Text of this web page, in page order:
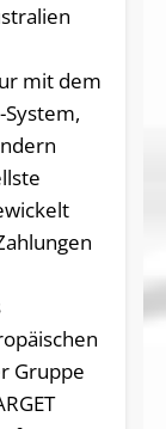
mit dem
System,
Gruppe